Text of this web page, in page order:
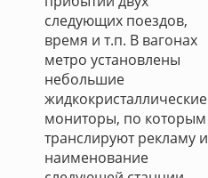
следующих поездов,
время и т.п. В вагонах
метро установлены
небольшие
жидкокристаллические
мониторы, по которым
транслируют рекламу и
наименование